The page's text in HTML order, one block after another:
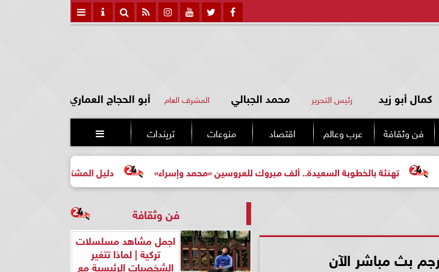
كمال أبو زيد رئيس التحرير محمد الجبالي المشرف العام أبو الحجاج العماري
فن وثقافة عرب وعالم اقتصاد منوعات تريندات 
دليل المشتري لأول مرة لاختيار تهنئة بالخطوبة السعيدة.. ألف مبروك للعروسين «محمد وإسراء»
فن وثقافة
اجمل مشاهد مسلسلات
تركية | لماذا تتغير
الشخصيات الرئيسية مع